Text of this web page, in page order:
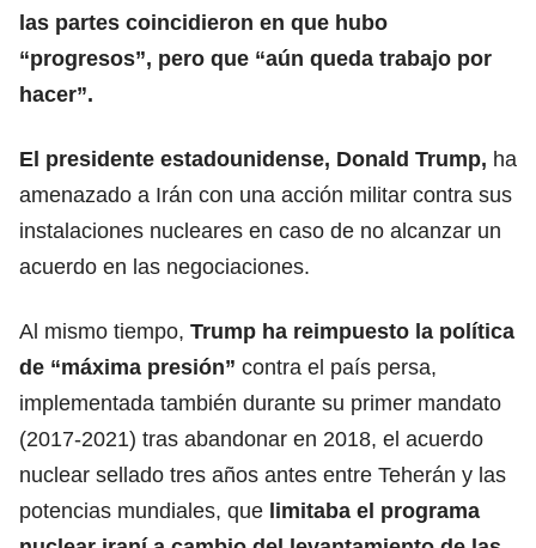
las partes coincidieron en que hubo
“progresos”, pero que “aún queda trabajo por
hacer”.
El presidente estadounidense, Donald Trump, ha
amenazado a Irán con una acción militar contra sus
instalaciones nucleares en caso de no alcanzar un
acuerdo en las negociaciones.
Al mismo tiempo, Trump ha reimpuesto la política
de “máxima presión” contra el país persa,
implementada también durante su primer mandato
(2017-2021) tras abandonar en 2018, el acuerdo
nuclear sellado tres años antes entre Teherán y las
potencias mundiales, que limitaba el programa